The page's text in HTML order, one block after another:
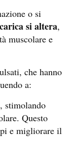
o si
si altera,
muscolare e
che hanno
a:
, stimolando
Questo
e migliorare il